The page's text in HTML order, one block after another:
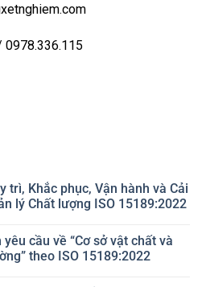
0978.336.115
trì, Khắc phục, Vận hành và Cải
lý Chất lượng ISO 15189:2022
cầu về “Cơ sở vật chất và
theo ISO 15189:2022